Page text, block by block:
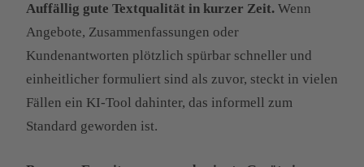
Auffällig gute Textqualität in kurzer Zeit. Wenn
Angebote, Zusammenfassungen oder
Kundenantworten plötzlich spürbar schneller und
einheitlicher formuliert sind als zuvor, steckt in vielen
Fällen ein KI-Tool dahinter, das informell zum
Standard geworden ist.